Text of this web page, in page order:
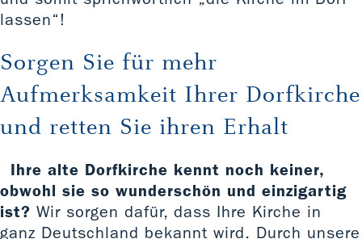
lassen“!
Sorgen Sie für mehr
Aufmerksamkeit Ihrer Dorfkirche
und retten Sie ihren Erhalt
Ihre alte Dorfkirche kennt noch keiner,
obwohl sie so wunderschön und einzigartig
ist? Wir sorgen dafür, dass Ihre Kirche in
ganz Deutschland bekannt wird. Durch unsere